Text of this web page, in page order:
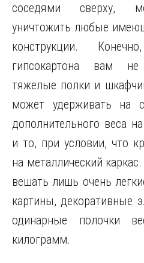
соседями сверху,
уничтожить любые
конструкции.
гипсокартона вам не
тяжелые полки и
может удерживать на
дополнительного веса
и то, при условии, что
на металлический
вешать лишь очень
картины, декоративные
одинарные полочки
килограмм.